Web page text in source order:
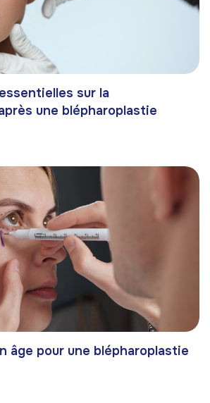
sur la
une blépharoplastie
âge pour une blépharoplastie